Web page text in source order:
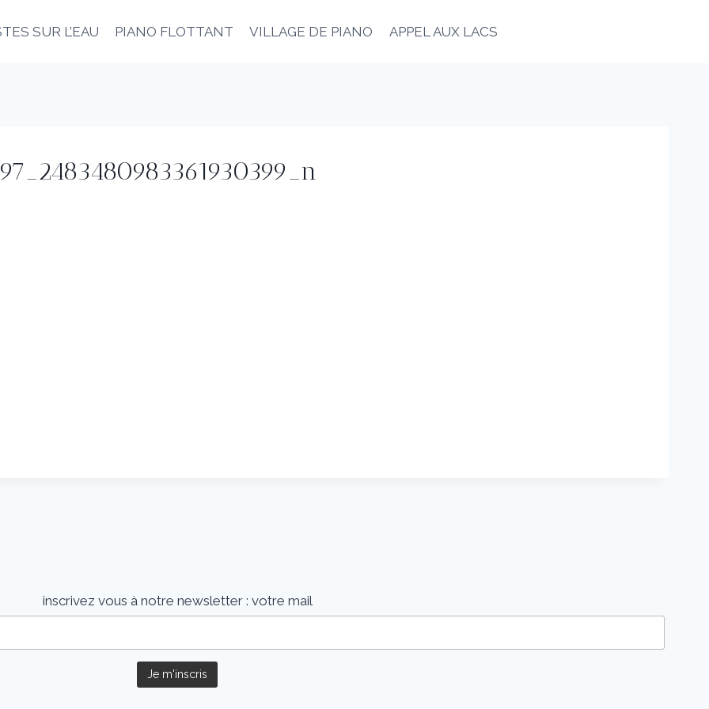
SUR L’EAU PIANO FLOTTANT VILLAGE DE PIANO APPEL AUX LACS
inscrivez vous à notre newsletter : votre mail